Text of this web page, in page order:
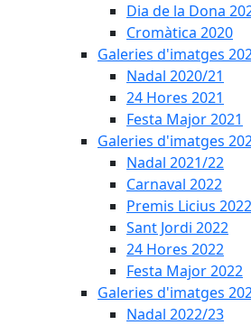
Dia de la Dona
Cromàtica 2020
Galeries d'imatges
Nadal 2020/21
24 Hores 2021
Festa Major 2021
Galeries d'imatges
Nadal 2021/22
Carnaval 2022
Premis Licius 2022
Sant Jordi 2022
24 Hores 2022
Festa Major 2022
Galeries d'imatges
Nadal 2022/23